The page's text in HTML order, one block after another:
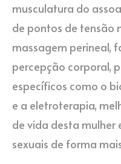
musculatura do
de pontos de tensão
massagem perineal,
percepção corporal,
específicos como o
e a eletroterapia,
de vida desta mulher
sexuais de forma